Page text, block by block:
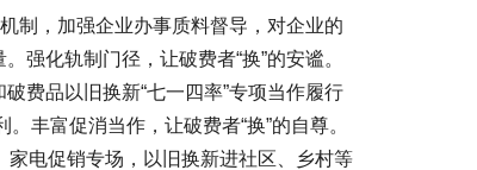
制，加强企业办事质料督导，对企业的
强化轨制门径，让破费者“换”的安谧。
费品以旧换新“七一四率”专项当作履行
丰富促消当作，让破费者“换”的自尊。
家电促销专场，以旧换新进社区、乡村等